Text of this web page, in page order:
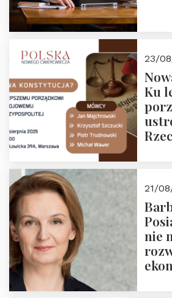
23/
Ku
21/
nie